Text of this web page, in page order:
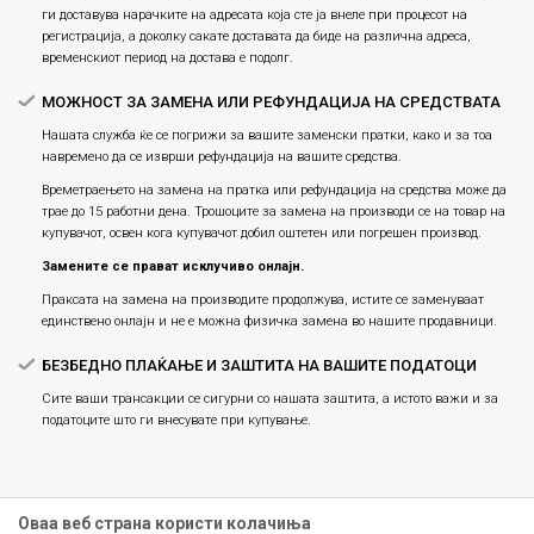
ги доставува нарачките на адресата која сте ја внеле при процесот на
регистрација, а доколку сакате доставата да биде на различна адреса,
временскиот период на достава е подолг.
МОЖНОСТ ЗА ЗАМЕНА ИЛИ РЕФУНДАЦИЈА НА СРЕДСТВАТА
Нашата служба ќе се погрижи за вашите заменски пратки, како и за тоа
навремено да се изврши рефундација на вашите средства.
Времетраењето на замена на пратка или рефундацијa на средства може да
трае до 15 работни дена. Трошоците за замена на производи се на товар на
купувачот, освен кога купувачот добил оштетен или погрешен производ.
Замените се прават исклучиво онлајн.
Праксата на замена на производите продолжува, истите се заменуваат
единствено онлајн и не е можна физичка замена во нашите продавници.
БЕЗБЕДНО ПЛАЌАЊЕ И ЗАШТИТА НА ВАШИТЕ ПОДАТОЦИ
Сите ваши трансакции се сигурни со нашата заштита, а истото важи и за
податоците што ги внесувате при купување.
Оваа веб страна користи колачиња